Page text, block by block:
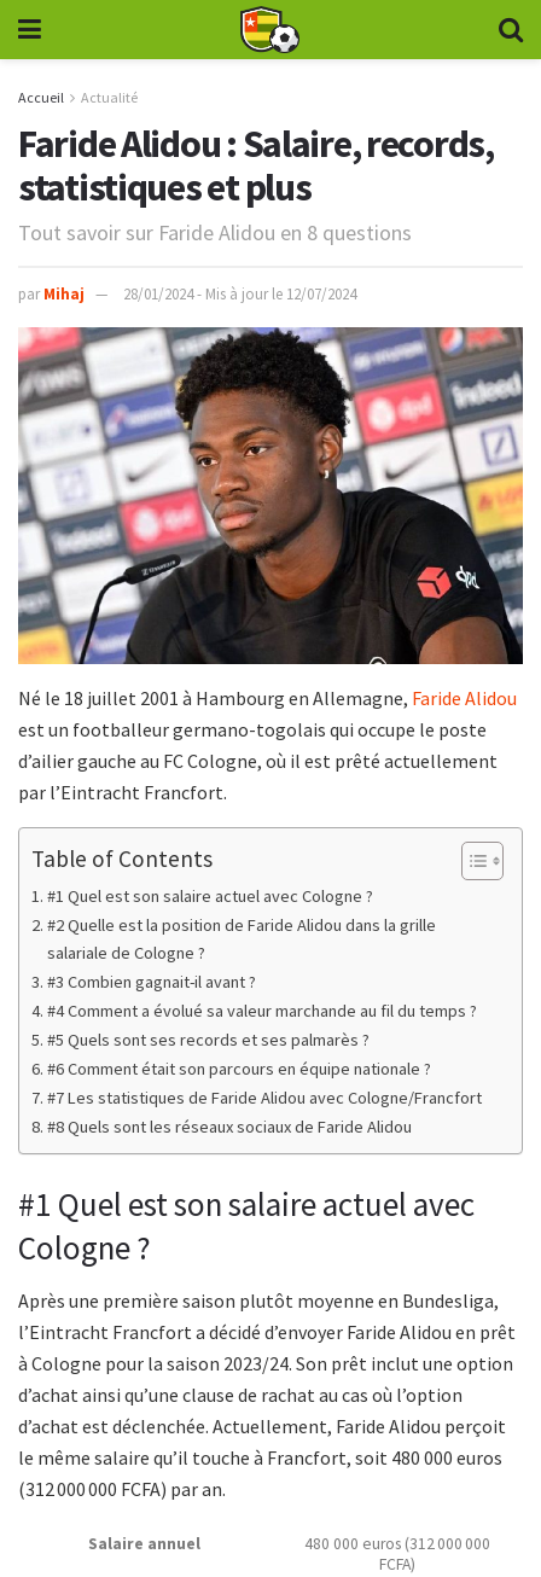
Accueil Actualité
Faride Alidou : Salaire, records,
statistiques et plus
Tout savoir sur Faride Alidou en 8 questions
par Mihaj 28/01/2024 - Mis à jour le 12/07/2024
Né le 18 juillet 2001 à Hambourg en Allemagne, Faride Alidou
est un footballeur germano-togolais qui occupe le poste
d’ailier gauche au FC Cologne, où il est prêté actuellement
par l’Eintracht Francfort.
Table of Contents
#1 Quel est son salaire actuel avec Cologne ?
#2 Quelle est la position de Faride Alidou dans la grille
salariale de Cologne ?
#3 Combien gagnait-il avant ?
#4 Comment a évolué sa valeur marchande au fil du temps ?
#5 Quels sont ses records et ses palmarès ?
#6 Comment était son parcours en équipe nationale ?
#7 Les statistiques de Faride Alidou avec Cologne/Francfort
#8 Quels sont les réseaux sociaux de Faride Alidou
#1 Quel est son salaire actuel avec
Cologne ?
Après une première saison plutôt moyenne en Bundesliga,
l’Eintracht Francfort a décidé d’envoyer Faride Alidou en prêt
à Cologne pour la saison 2023/24. Son prêt inclut une option
d’achat ainsi qu’une clause de rachat au cas où l’option
d’achat est déclenchée. Actuellement, Faride Alidou perçoit
le même salaire qu’il touche à Francfort, soit 480 000 euros
(312 000 000 FCFA) par an.
Salaire annuel
480 000 euros (312 000 000
FCFA)